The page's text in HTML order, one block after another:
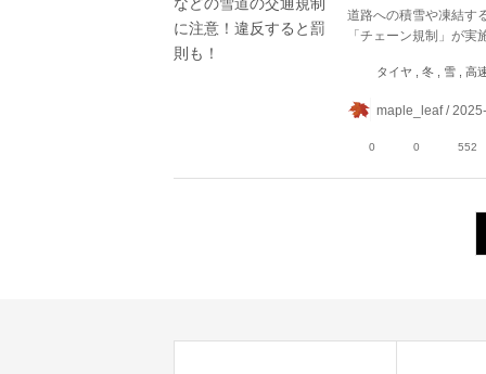
道路への積雪や凍結す
「チェーン規制」が
タイヤ , 冬 , 雪 , 高
maple_leaf /
0 0 552